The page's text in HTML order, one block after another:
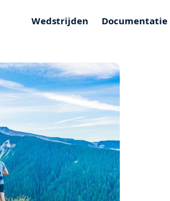
Wedstrijden Documentatie